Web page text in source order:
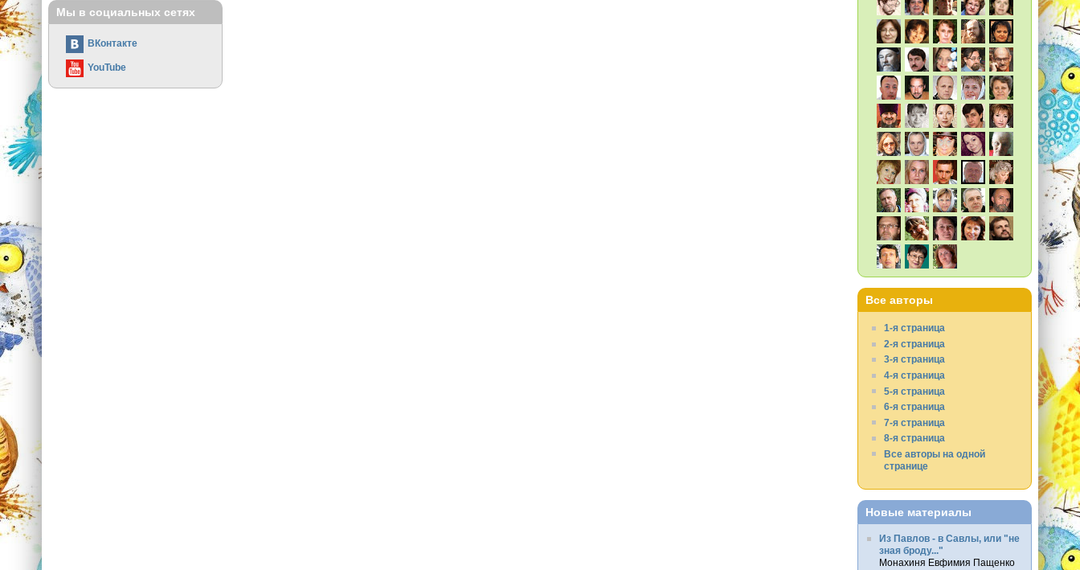
Мы в социальных сетях
ВКонтакте
YouTube
Все авторы
1-я страница
2-я страница
3-я страница
4-я страница
5-я страница
6-я страница
7-я страница
8-я страница
Все авторы на одной
странице
Новые материалы
Из Павлов - в Савлы, или "не
зная броду..."
Монахиня Евфимия Пащенко